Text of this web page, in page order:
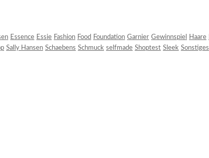
Essence Essie Fashion Food Foundation Garnier Gewinnspiel Haare
Sally Hansen Schaebens Schmuck selfmade Shoptest Sleek Sonstiges